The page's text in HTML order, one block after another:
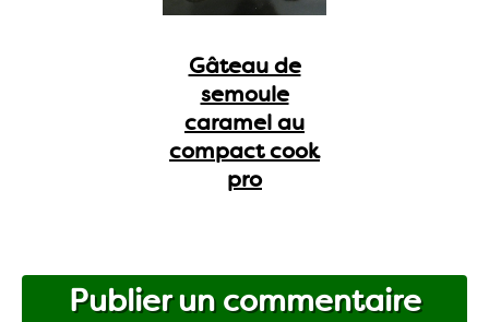
Gâteau de
semoule
caramel au
compact cook
pro
Publier un commentaire